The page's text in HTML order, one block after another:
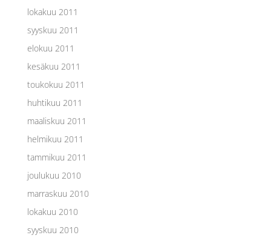
lokakuu 2011
syyskuu 2011
elokuu 2011
kesäkuu 2011
toukokuu 2011
huhtikuu 2011
maaliskuu 2011
helmikuu 2011
tammikuu 2011
joulukuu 2010
marraskuu 2010
lokakuu 2010
syyskuu 2010